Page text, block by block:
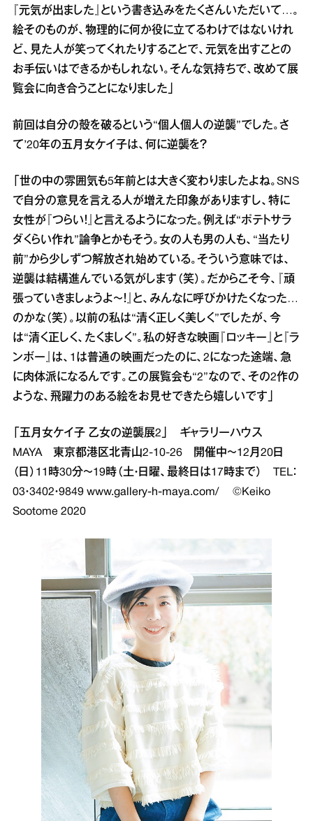
『元気が出ました』という書き込みをたくさんいただいて…。
絵そのものが、物理的に何か役に立てるわけではないけれ
ど、見た人が笑ってくれたりすることで、元気を出すことの
お手伝いはできるかもしれない。そんな気持ちで、改めて展
覧会に向き合うことになりました」
前回は自分の殻を破るという“個人個人の逆襲”でした。さ
て’20年の五月女ケイ子は、何に逆襲を？
「世の中の雰囲気も5年前とは大きく変わりましたよね。SNS
で自分の意見を言える人が増えた印象がありますし、特に
女性が『つらい！』と言えるようになった。例えば“ポテトサラ
ダくらい作れ”論争とかもそう。女の人も男の人も、“当たり
前”から少しずつ解放され始めている。そういう意味では、
逆襲は結構進んでいる気がします（笑）。だからこそ今、『頑
張っていきましょうよ～！』と、みんなに呼びかけたくなった…
のかな（笑）。以前の私は“清く正しく美しく”でしたが、今
は“清く正しく、たくましく”。私の好きな映画『ロッキー』と『ラ
ンボー』は、1は普通の映画だったのに、2になった途端、急
に肉体派になるんです。この展覧会も“2”なので、その2作の
ような、飛躍力のある絵をお見せできたら嬉しいです」
「五月女ケイ子 乙女の逆襲展2」 ギャラリーハウス
MAYA 東京都港区北青山2‐10‐26 開催中～12月20日
（日）11時30分～19時（土・日曜、最終日は17時まで） TEL：
03・3402・9849 www.gallery-h-maya.com/ ©Keiko
Sootome 2020